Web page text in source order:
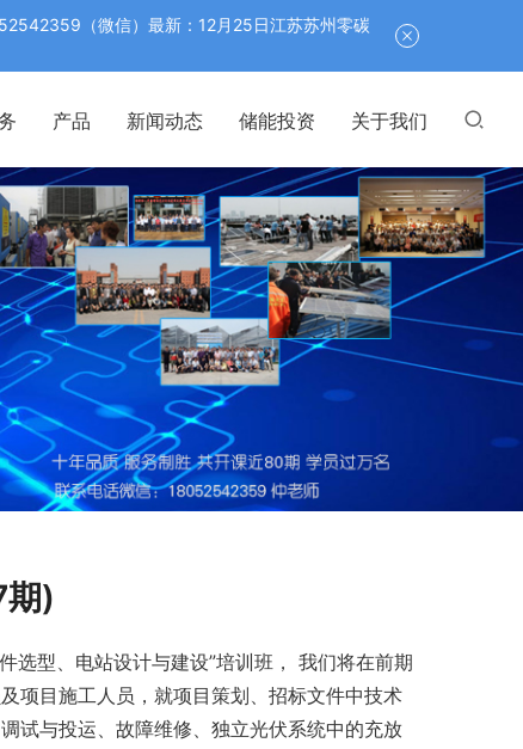
产品 新闻动态 储能投资 关于我们
期)
选型、电站设计与建设”培训班， 我们将在前期
项目施工人员，就项目策划、招标文件中技术
试与投运、故障维修、独立光伏系统中的充放
（微信）最新：12月25日江苏苏州零碳